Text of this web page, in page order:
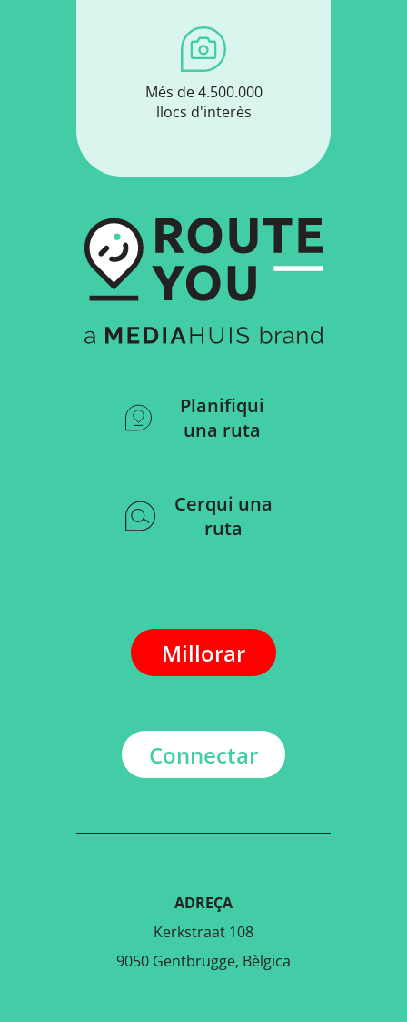
Més de 4.500.000
llocs d'interès
Planifiqui
una ruta
Cerqui una
ruta
Millorar
Connectar
ADREÇA
Kerkstraat 108
9050 Gentbrugge, Bèlgica